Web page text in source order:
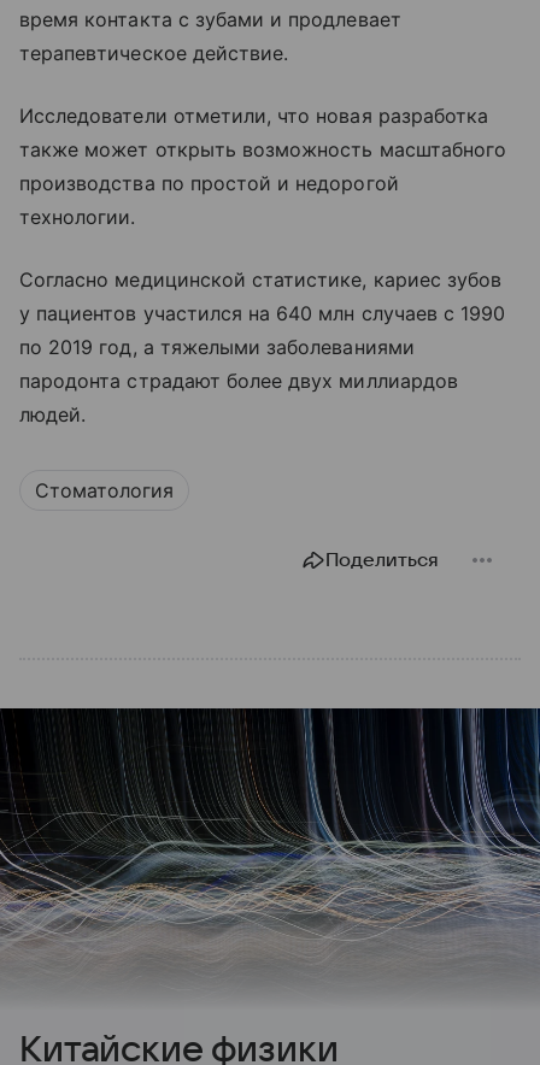
время контакта с зубами и продлевает
терапевтическое действие.
Исследователи отметили, что новая разработка
также может открыть возможность масштабного
производства по простой и недорогой
технологии.
Согласно медицинской статистике, кариес зубов
у пациентов участился на 640 млн случаев с 1990
по 2019 год, а тяжелыми заболеваниями
пародонта страдают более двух миллиардов
людей.
Стоматология
Поделиться
Китайские физики